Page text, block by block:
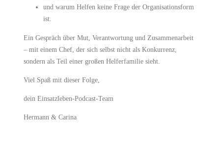
und warum Helfen keine Frage der Organisationsform
ist.
Ein Gespräch über Mut, Verantwortung und Zusammenarbeit
– mit einem Chef, der sich selbst nicht als Konkurrenz,
sondern als Teil einer großen Helferfamilie sieht.
Viel Spaß mit dieser Folge,
dein Einsatzleben-Podcast-Team
Hermann & Carina